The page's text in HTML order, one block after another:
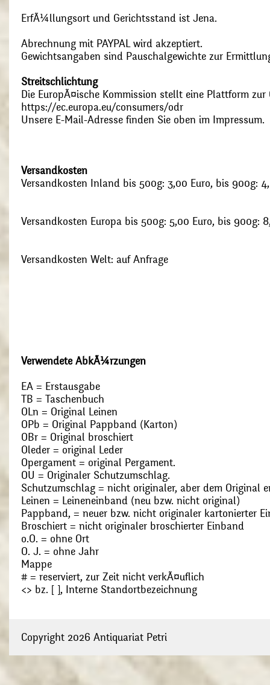
ErfÃ¼llungsort und Gerichtsstand ist Jena.
Abrechnung mit PAYPAL wird akzeptiert.
Gewichtsangaben sind Pauschalgewichte zur
Streitschlichtung
Die EuropÃ¤ische Kommission stellt eine Plattform
https://ec.europa.eu/consumers/odr
Unsere E-Mail-Adresse finden Sie oben im Impressum.
Versandkosten
Versandkosten Inland bis 500g: 3,00 Euro, bis 900g:
Versandkosten Europa bis 500g: 5,00 Euro, bis 900g:
Versandkosten Welt: auf Anfrage
Verwendete AbkÃ¼rzungen
EA = Erstausgabe
TB = Taschenbuch
OLn = Original Leinen
OPb = Original Pappband (Karton)
OBr = Original broschiert
Oleder = original Leder
Opergament = original Pergament.
OU = Originaler Schutzumschlag.
Schutzumschlag = nicht originaler, aber dem Original
Leinen = Leineneinband (neu bzw. nicht original)
Pappband, = neuer bzw. nicht originaler kartonierter
Broschiert = nicht originaler broschierter Einband
o.O. = ohne Ort
O. J. = ohne Jahr
Mappe
# = reserviert, zur Zeit nicht verkÃ¤uflich
<> bz. [ ], Interne Standortbezeichnung
Copyright 2026 Antiquariat Petri